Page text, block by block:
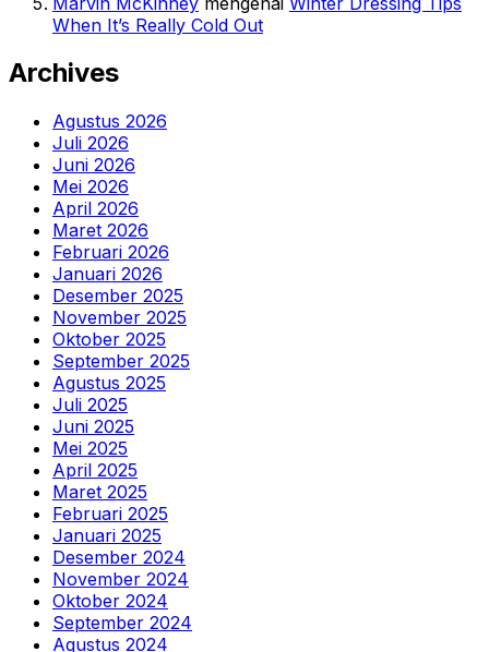
When It’s Really Cold Out
Archives
Agustus 2026
Juli 2026
Juni 2026
Mei 2026
April 2026
Maret 2026
Februari 2026
Januari 2026
Desember 2025
November 2025
Oktober 2025
September 2025
Agustus 2025
Juli 2025
Juni 2025
Mei 2025
April 2025
Maret 2025
Februari 2025
Januari 2025
Desember 2024
November 2024
Oktober 2024
September 2024
Agustus 2024